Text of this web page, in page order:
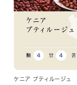
ケニア プティルージュ